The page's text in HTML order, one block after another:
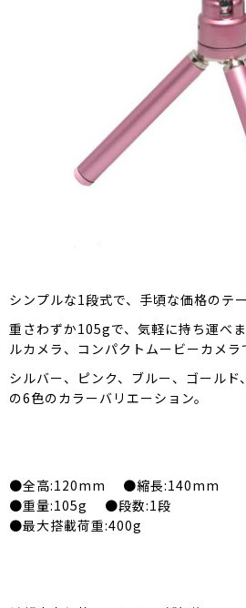
シンプルな1段式で、手頃な価格のテー
重さわずか105gで、気軽に持ち運べ
ルカメラ、コンパクトムービーカメラ
シルバー、ピンク、ブルー、ゴールド
の6色のカラーバリエーション。
●全高:120mm ●縮長:140mm
●重量:105g ●段数:1段
●最大搭載荷重:400g